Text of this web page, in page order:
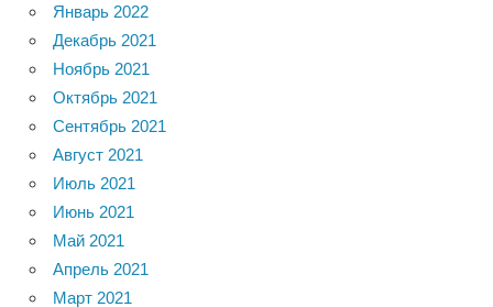
Январь 2022
Декабрь 2021
Ноябрь 2021
Октябрь 2021
Сентябрь 2021
Август 2021
Июль 2021
Июнь 2021
Май 2021
Апрель 2021
Март 2021